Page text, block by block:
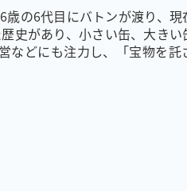
の6代目にバトンが渡り、
史があり、小さい缶、大き
などにも注力し、「宝物を託